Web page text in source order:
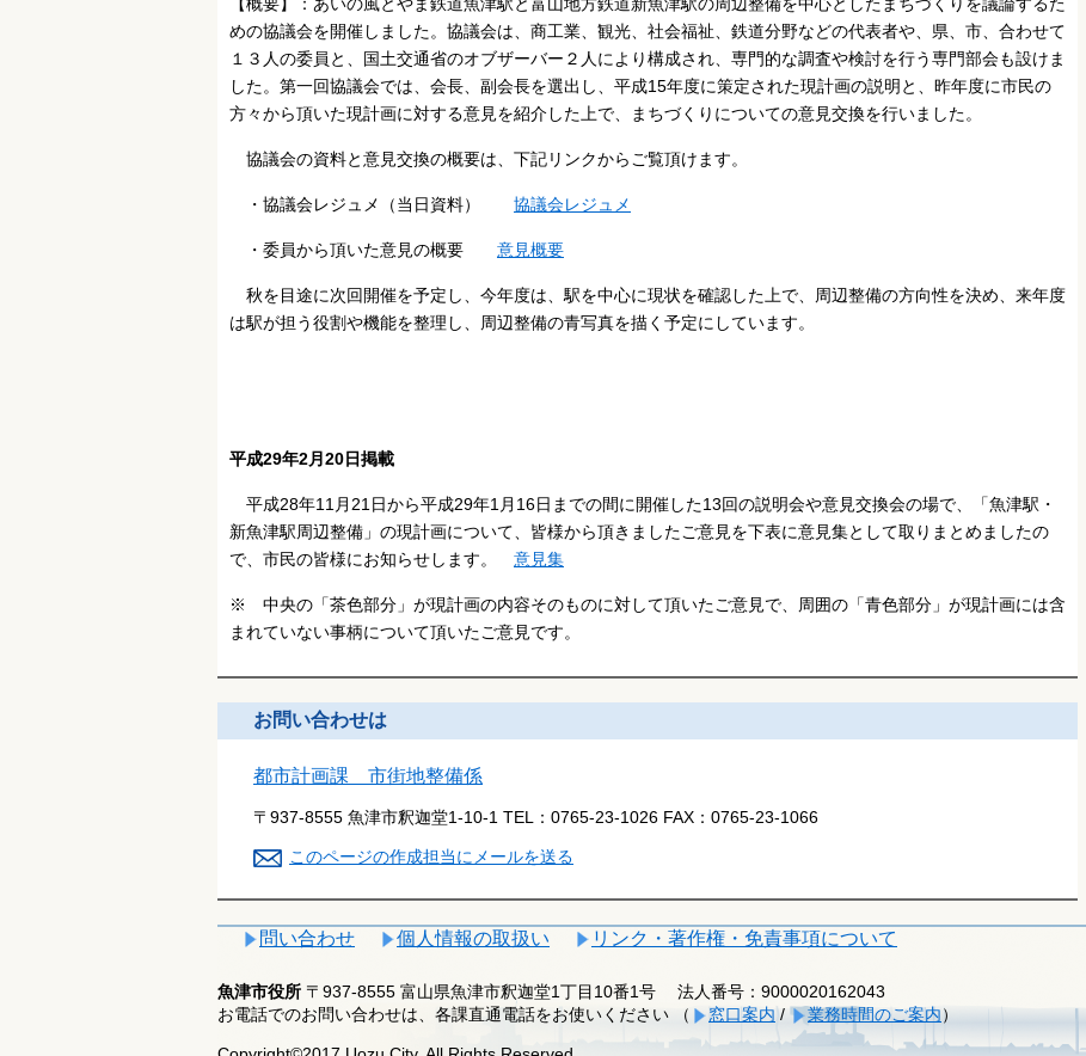
めの協議会を開催しました。協議会は、商工業、観光、社会福祉、鉄道分野などの代表者や、県、市、合わせて
１３人の委員と、国土交通省のオブザーバー２人により構成され、専門的な調査や検討を行う専門部会も設けま
した。第一回協議会では、会長、副会長を選出し、平成15年度に策定された現計画の説明と、昨年度に市民の
方々から頂いた現計画に対する意見を紹介した上で、まちづくりについての意見交換を行いました。
協議会の資料と意見交換の概要は、下記リンクからご覧頂けます。
・協議会レジュメ（当日資料） 協議会レジュメ
・委員から頂いた意見の概要 意見概要
秋を目途に次回開催を予定し、今年度は、駅を中心に現状を確認した上で、周辺整備の方向性を決め、来年度
は駅が担う役割や機能を整理し、周辺整備の青写真を描く予定にしています。
平成29年2月20日掲載
平成28年11月21日から平成29年1月16日までの間に開催した13回の説明会や意見交換会の場で、「魚津駅・
新魚津駅周辺整備」の現計画について、皆様から頂きましたご意見を下表に意見集として取りまとめましたの
で、市民の皆様にお知らせします。 意見集
※ 中央の「茶色部分」が現計画の内容そのものに対して頂いたご意見で、周囲の「青色部分」が現計画には含
まれていない事柄について頂いたご意見です。
お問い合わせは
都市計画課 市街地整備係
〒937-8555 魚津市釈迦堂1-10-1 TEL： 0765-23-1026 FAX： 0765-23-1066
このページの作成担当にメールを送る
問い合わせ 個人情報の取扱い リンク・著作権・免責事項について
魚津市役所 〒937-8555 富山県魚津市釈迦堂1丁目10番1号
法人番号：9000020162043
お電話でのお問い合わせは、各課直通電話をお使いください （
窓口案内/ 業務時間のご案内）